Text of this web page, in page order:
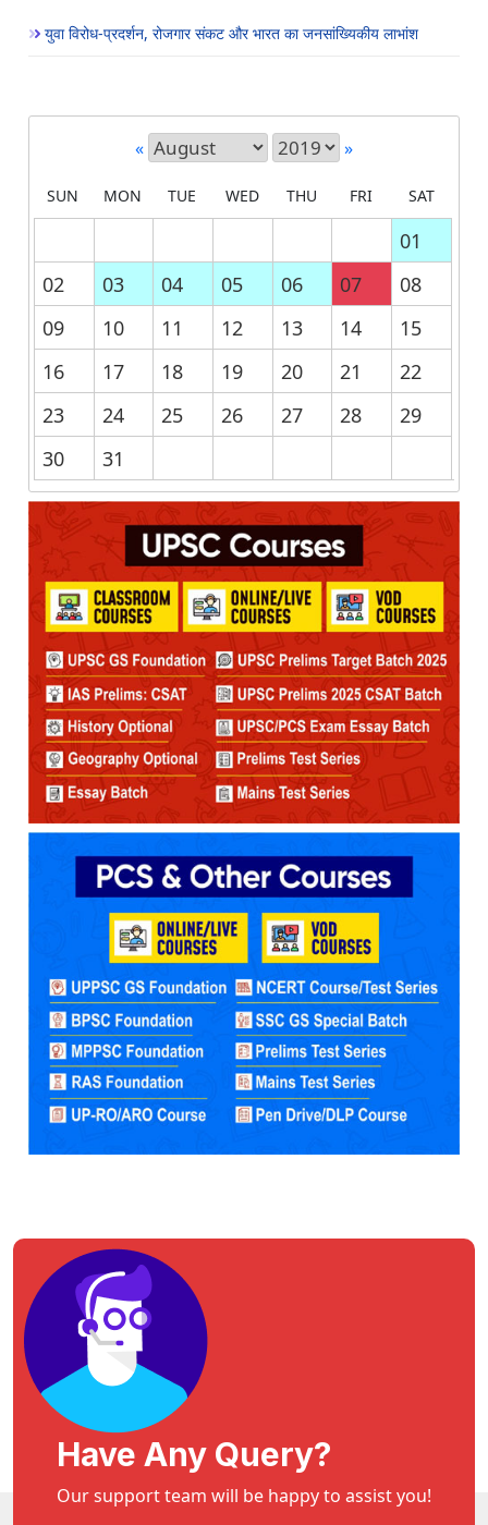
युवा विरोध-प्रदर्शन, रोजगार संकट और भारत का जनसांख्यिकीय लाभांश
« »
SUN MON TUE WED THU FRI SAT
01
02
03 04 05 06 07
08
09
10 11 12 13 14
15
16
17 18 19 20 21
22
23
24 25 26 27 28
29
30
31
Have Any Query?
Our support team will be happy to assist you!